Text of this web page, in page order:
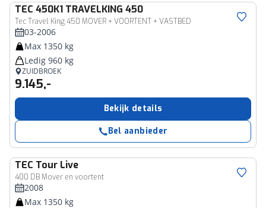
TEC 450K1 TRAVELKING 450
Tec Travel King 450 MOVER + VOORTENT + VASTBED
03-2006
Max 1350 kg
Ledig 960 kg
ZUIDBROEK
9.145,-
Bekijk details
Bel aanbieder
TEC Tour Live
400 DB Mover en voortent
2008
Max 1350 kg